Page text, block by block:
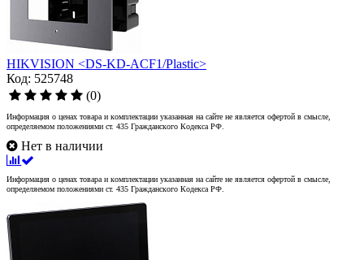
HIKVISION <DS-KD-ACF1/Plastic>
Код: 525748
(0)
Информация о ценах товара и комплектации указанная на сайте не является офертой в смысле,
определяемом положениями ст. 435 Гражданского Кодекса РФ.
Нет в наличии
Информация о ценах товара и комплектации указанная на сайте не является офертой в смысле,
определяемом положениями ст. 435 Гражданского Кодекса РФ.